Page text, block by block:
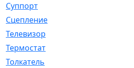
Суппорт
Сцепление
Телевизор
Термостат
Толкатель